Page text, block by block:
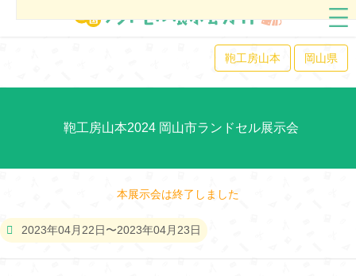
鞄工房山本 岡山県
鞄工房山本2024 岡山市ランドセル展示会
本展示会は終了しました
2023年04月22日〜2023年04月23日